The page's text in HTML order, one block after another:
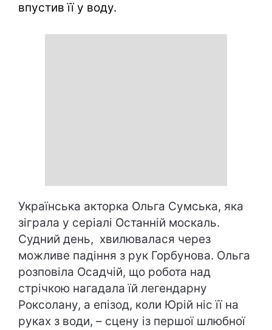
впустив її у воду.
Українська акторка Ольга Сумська, яка
зіграла у серіалі Останній москаль.
Судний день, хвилювалася через
можливе падіння з рук Горбунова. Ольга
розповіла Осадчій, що робота над
стрічкою нагадала їй легендарну
Роксолану, а епізод, коли Юрій ніс її на
руках з води, – сцену із першої шлюбної